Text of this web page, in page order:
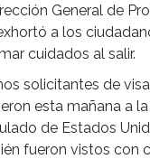
General de
a los
cuidados al salir.
solicitantes de
esta mañana a
de Estados
fueron vistos con